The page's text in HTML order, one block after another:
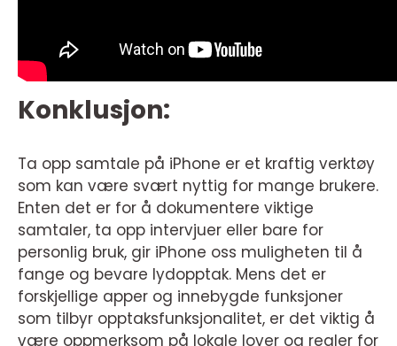
Konklusjon:
Ta opp samtale på iPhone er et kraftig verktøy
som kan være svært nyttig for mange brukere.
Enten det er for å dokumentere viktige
samtaler, ta opp intervjuer eller bare for
personlig bruk, gir iPhone oss muligheten til å
fange og bevare lydopptak. Mens det er
forskjellige apper og innebygde funksjoner
som tilbyr opptaksfunksjonalitet, er det viktig å
være oppmerksom på lokale lover og regler for